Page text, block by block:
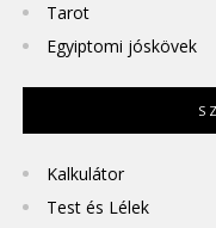
Tarot
Egyiptomi jóskövek
Kalkulátor
Test és Lélek